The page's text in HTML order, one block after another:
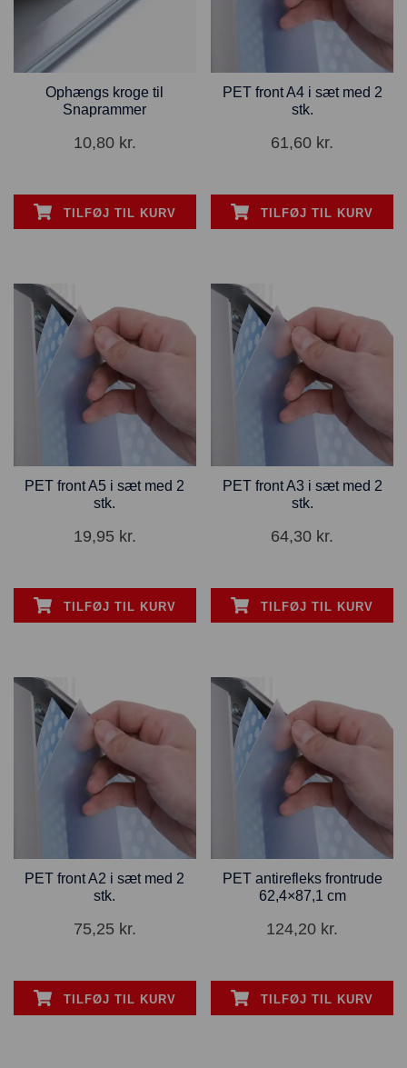
Ophængs kroge til
Snaprammer
10,80 kr.
TILFØJ TIL KURV
PET front A4 i sæt med 2
stk.
61,60 kr.
TILFØJ TIL KURV
PET front A5 i sæt med 2
stk.
19,95 kr.
TILFØJ TIL KURV
PET front A3 i sæt med 2
stk.
64,30 kr.
TILFØJ TIL KURV
PET front A2 i sæt med 2
stk.
75,25 kr.
TILFØJ TIL KURV
PET antirefleks frontrude
62,4×87,1 cm
124,20 kr.
TILFØJ TIL KURV